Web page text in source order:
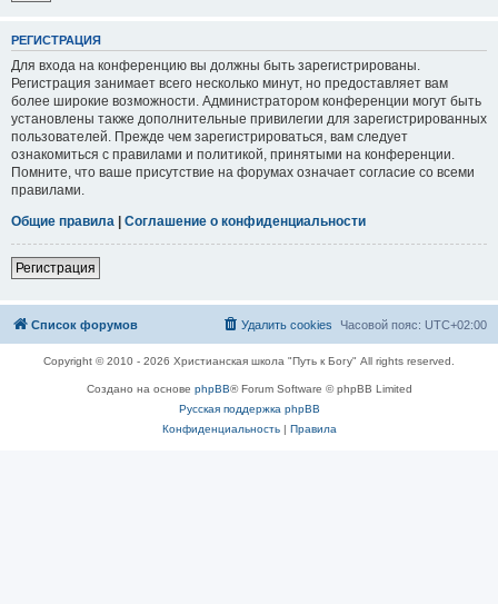
РЕГИСТРАЦИЯ
Для входа на конференцию вы должны быть зарегистрированы.
Регистрация занимает всего несколько минут, но предоставляет вам
более широкие возможности. Администратором конференции могут быть
установлены также дополнительные привилегии для зарегистрированных
пользователей. Прежде чем зарегистрироваться, вам следует
ознакомиться с правилами и политикой, принятыми на конференции.
Помните, что ваше присутствие на форумах означает согласие со всеми
правилами.
Общие правила
Соглашение о конфиденциальности
Регистрация
Список форумов Часовой пояс: UTC+02:00
Удалить cookies
Copyright © 2010 - 2026 Христианская школа "Путь к Богу" All rights reserved.
Создано на основе phpBB® Forum Software © phpBB Limited
Русская поддержка phpBB
Конфиденциальность| Правила